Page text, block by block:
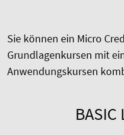
Sie können ein Micro
Grundlagenkursen mit
Anwendungskursen
BASIC